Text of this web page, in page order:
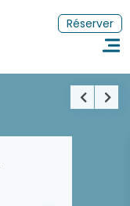
Réserver